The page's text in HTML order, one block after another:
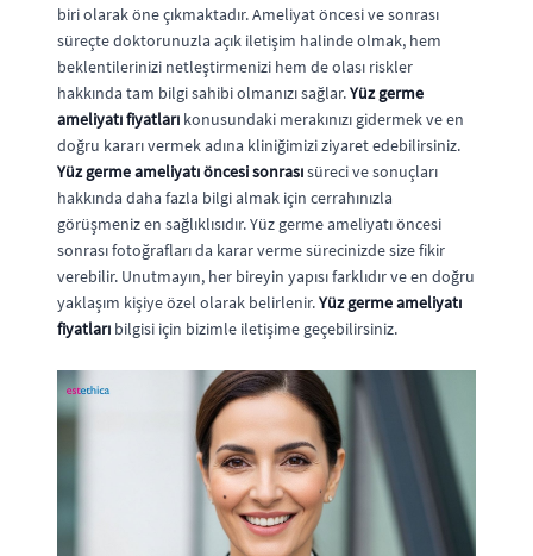
biri olarak öne çıkmaktadır. Ameliyat öncesi ve sonrası
süreçte doktorunuzla açık iletişim halinde olmak, hem
beklentilerinizi netleştirmenizi hem de olası riskler
hakkında tam bilgi sahibi olmanızı sağlar.Yüz germe
ameliyatı fiyatları konusundaki merakınızı gidermek ve en
doğru kararı vermek adına kliniğimizi ziyaret edebilirsiniz.
Yüz germe ameliyatı öncesi sonrasısüreci ve sonuçları
hakkında daha fazla bilgi almak için cerrahınızla
görüşmeniz en sağlıklısıdır. Yüz germe ameliyatı öncesi
sonrası fotoğrafları da karar verme sürecinizde size fikir
verebilir. Unutmayın, her bireyin yapısı farklıdır ve en doğru
yaklaşım kişiye özel olarak belirlenir.Yüz germe ameliyatı
fiyatları bilgisi için bizimle iletişime geçebilirsiniz.